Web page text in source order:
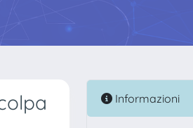
Informazioni